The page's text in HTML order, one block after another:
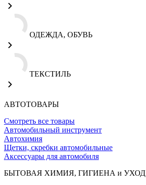
ОДЕЖДА, ОБУВЬ
ТЕКСТИЛЬ
АВТОТОВАРЫ
Смотреть все товары
Автомобильный инструмент
Автохимия
Щетки, скребки автомобильные
Аксессуары для автомобиля
БЫТОВАЯ ХИМИЯ, ГИГИЕНА и УХОД